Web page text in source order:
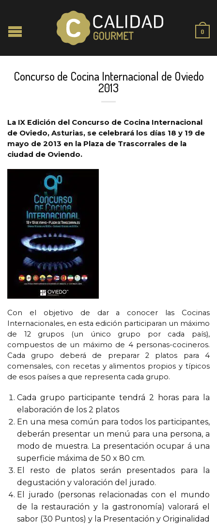
0
Concurso de Cocina Internacional de Oviedo
2013
La IX Edición del Concurso de Cocina Internacional
de Oviedo, Asturias, se celebrará los días 18 y 19 de
mayo de 2013 en la Plaza de Trascorrales de la
ciudad de Oviendo.
Con el objetivo de dar a conocer las Cocinas
Internacionales, en esta edición participaran un máximo
de 12 grupos (un único grupo por cada país),
compuestos de un máximo de 4 personas-cocineros.
Cada grupo deberá de preparar 2 platos para 4
comensales, con recetas y alimentos propios y típicos
de esos países a que representa cada grupo.
Cada grupo participante tendrá 2 horas para la
elaboración de los 2 platos
En una mesa común para todos los participantes,
deberán presentar un menú para una persona, a
modo de muestra. La presentación ocupar á una
superficie máxima de 50 x 80 cm.
El resto de platos serán presentados para la
degustación y valoración del jurado.
El jurado (personas relacionadas con el mundo
de la restauración y la gastronomía) valorará el
sabor (30 Puntos) y la Presentación y Originalidad